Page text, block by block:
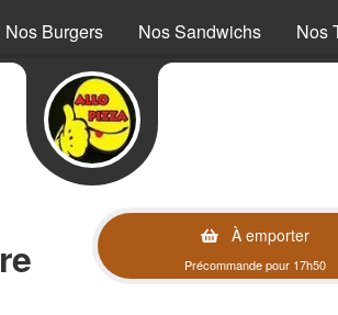
Nos Burgers Nos Sandwichs Nos
À emporter
Précommande pour 17h50